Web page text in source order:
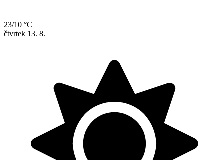
23/10 °C
čtvrtek 13. 8.